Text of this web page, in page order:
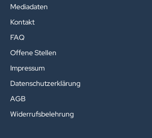
Mediadaten
Kontakt
FAQ
Offene Stellen
Impressum
Datenschutzerklärung
AGB
Widerrufsbelehrung